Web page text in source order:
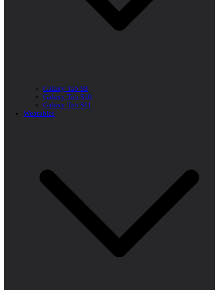
Galaxy Tab S9
Galaxy Tab S10
Galaxy Tab S11
Wearables